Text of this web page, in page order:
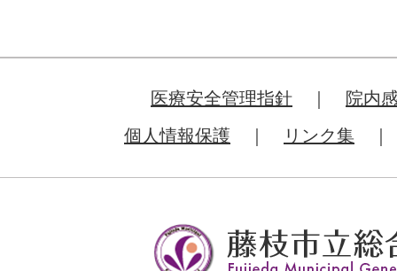
医療安全管理指針
院内
個人情報保護
リンク集